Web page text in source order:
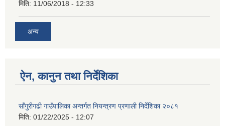
मिति: 11/06/2018 - 12:33
अन्य
ऐन, कानुन तथा निर्देशिका
साँगुरीगढी गाउँपालिका अन्तर्गत नियन्त्रण प्रणाली निर्देशिका २०८१
मिति: 01/22/2025 - 12:07